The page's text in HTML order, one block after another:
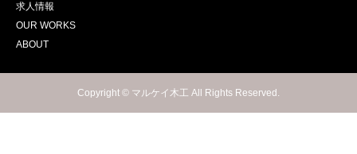
求人情報
OUR WORKS
ABOUT
Copyright © マルケイ木工 All Rights Reserved.